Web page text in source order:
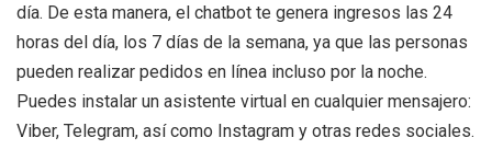
día. De esta manera, el chatbot te genera ingresos las 24
horas del día, los 7 días de la semana, ya que las personas
pueden realizar pedidos en línea incluso por la noche.
Puedes instalar un asistente virtual en cualquier mensajero:
Viber, Telegram, así como Instagram y otras redes sociales.